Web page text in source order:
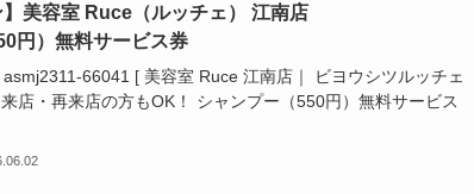
】美容室 Ruce（ルッチェ） 江南店
円）無料サービス券
66041 [ 美容室 Ruce 江南店｜ ビヨウシツルッチェ
店・再来店の方もOK！ シャンプー（550円）無料サービス